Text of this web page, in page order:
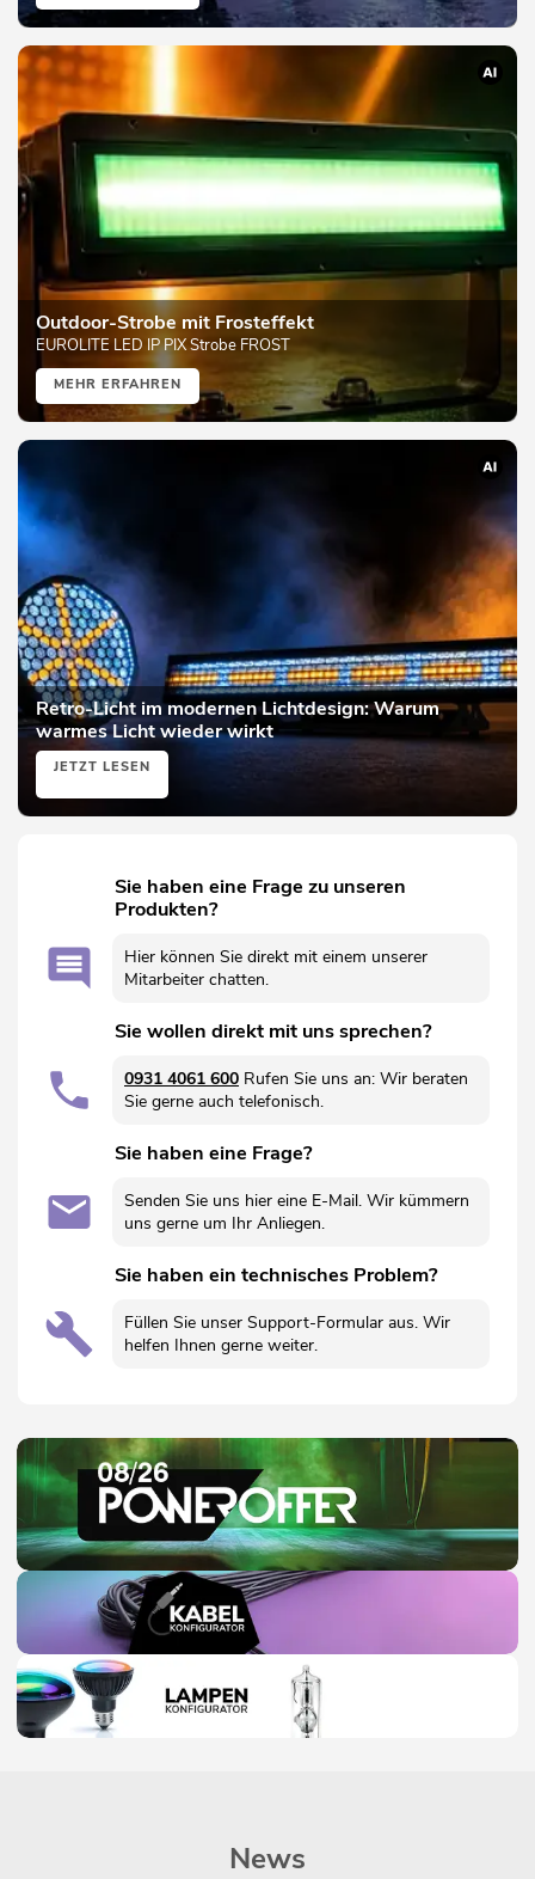
Outdoor-Strobe mit Frosteffekt
EUROLITE LED IP PIX Strobe FROST
MEHR ERFAHREN
Retro-Licht im modernen Lichtdesign: Warum
warmes Licht wieder wirkt
JETZT LESEN
Sie haben eine Frage zu unseren
Produkten?
Hier können Sie direkt mit einem unserer
Mitarbeiter chatten.
Sie wollen direkt mit uns sprechen?
0931 4061 600 Rufen Sie uns an: Wir beraten
Sie gerne auch telefonisch.
Sie haben eine Frage?
Senden Sie uns hier eine E-Mail. Wir kümmern
uns gerne um Ihr Anliegen.
Sie haben ein technisches Problem?
Füllen Sie unser Support-Formular aus. Wir
helfen Ihnen gerne weiter.
News